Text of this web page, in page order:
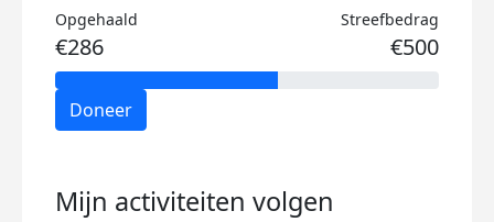
Opgehaald
€286
Streefbedrag
€500
Doneer
Mijn activiteiten volgen